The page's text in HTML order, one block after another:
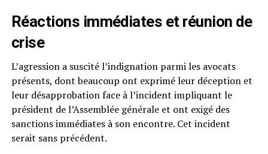
Réactions immédiates et réunion de
crise
L’agression a suscité l’indignation parmi les avocats
présents, dont beaucoup ont exprimé leur déception et
leur désapprobation face à l’incident impliquant le
président de l’Assemblée générale et ont exigé des
sanctions immédiates à son encontre. Cet incident
serait sans précédent.